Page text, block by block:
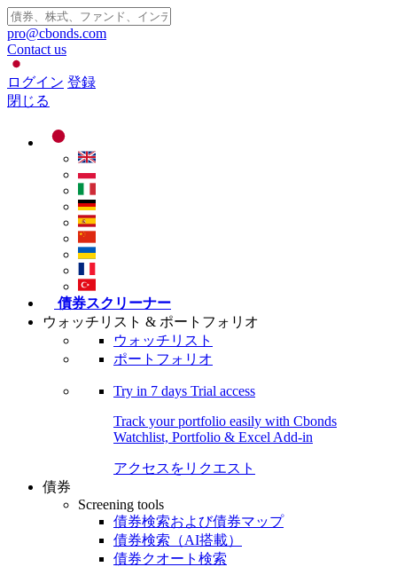
pro@cbonds.com
Contact us
ログイン 登録
閉じる
債券スクリーナー
ウォッチリスト & ポートフォリオ
ウォッチリスト
ポートフォリオ
Try in 7 days Trial access
Track your portfolio easily with Cbonds
Watchlist, Portfolio & Excel Add-in
アクセスをリクエスト
債券
Screening tools
債券検索および債券マップ
債券検索（AI搭載）
債券クオート検索